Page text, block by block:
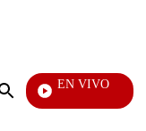
Enviar
EN VIVO
Los